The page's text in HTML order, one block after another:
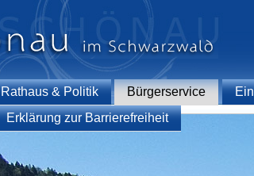
Rathaus & Politik Bürgerservice
Erklärung zur Barrierefreiheit